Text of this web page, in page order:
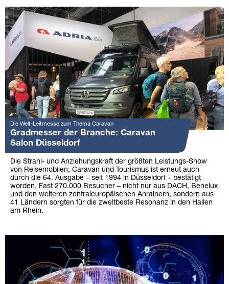
Die Welt-Leitmesse zum Thema Caravan
Gradmesser der Branche: Caravan
Salon Düsseldorf
Die Strahl- und Anziehungskraft der größten Leistungs-Show
von Reisemobilen, Caravan und Tourismus ist erneut auch
durch die 64. Ausgabe – seit 1994 in Düsseldorf – bestätigt
worden. Fast 270.000 Besucher – nicht nur aus DACH, Benelux
und den weiteren zentraleuropäischen Anrainern, sondern aus
41 Ländern sorgten für die zweitbeste Resonanz in den Hallen
am Rhein.